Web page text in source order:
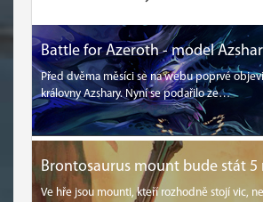
Battle for Azeroth - model
Před dvěma měsíci se na webu poprvé
královny Azshary. Nyní se podařilo ze…
Brontosaurus mount bude stát 5
Ve hře jsou mounti, kteří rozhodně stojí vic,